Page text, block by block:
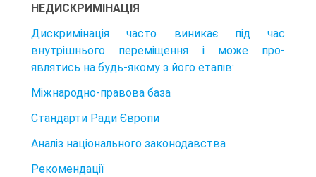
НЕДИСКРИМІНАЦІЯ
Дискримінація часто виникає під час
внутрішнього переміщення і може про­
являтись на будь-якому з його етапів:
Міжнародно-правова база
Стандарти Ради Європи
Аналіз національного законодавства
Рекомендації